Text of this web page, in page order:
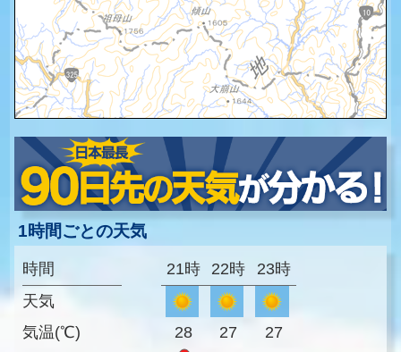
1時間ごとの天気
時間
天気
気温(℃)
21時 22時 23時
28 27 27